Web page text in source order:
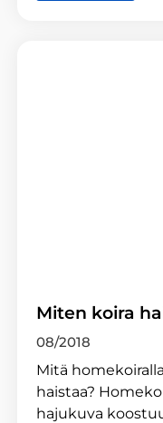
Miten koira
08/2018
Mitä
haistaa?
hajukuva